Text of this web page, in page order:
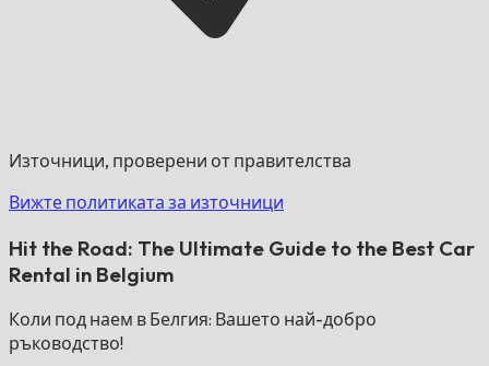
Източници, проверени от правителства
Вижте политиката за източници
Hit the Road: The Ultimate Guide to the Best Car
Rental in Belgium
Коли под наем в Белгия: Вашето най-добро
ръководство!